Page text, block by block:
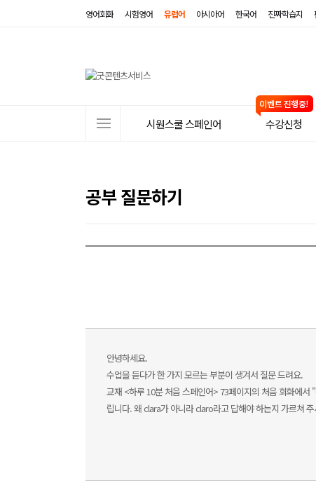
영어회화 시험영어 유럽어 아시아어 한국어 진짜학습지
뉴
시원스쿨 스페인어 수강신청
공부 질문하기
안녕하세요.
수업을 듣다가 한 가지 모르는 부분이 생겨서 질문 드려요.
교재 <하루 10분 처음 스페인어> 73페이지의 처음 회화에
립니다. 왜 clara가 아니라 claro라고 답해야 하는지 가르쳐